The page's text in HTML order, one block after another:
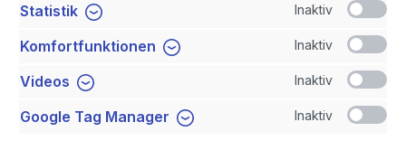
Newsletter
Statistik Inaktiv
Komfortfunktionen Inaktiv
Videos Inaktiv
Google Tag Manager Inaktiv